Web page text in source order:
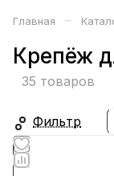
Главная –
Крепёж
35 товаров
Фильтр